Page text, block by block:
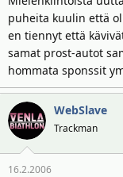
päätukijalle Master
tapaus oli
mainita Phoenixin/
mutta eivät päässeet
muutamaan
Hart ja kuljettajinaan
kuitenkin vaati tallia
josta Phoenix oli eri
tallin pääsemisen
valmista.
puheita kuulin että
en tiennyt että
samat prost-autot
hommata sponssit
WebSlave
Trackman
16.2.2006